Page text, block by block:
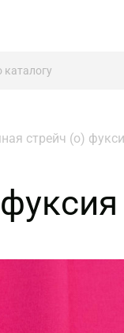
стрейч (о)